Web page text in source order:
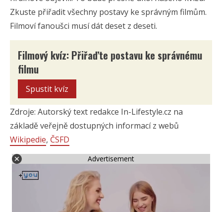
Zkuste přiřadit všechny postavy ke správným filmům.
Filmoví fanoušci musí dát deset z deseti.
Filmový kvíz: Přiřaďte postavu ke správnému
filmu
Spustit kvíz
Zdroje: Autorský text redakce In-Lifestyle.cz na
základě veřejně dostupných informací z webů
Wikipedie, ČSFD
Advertisement